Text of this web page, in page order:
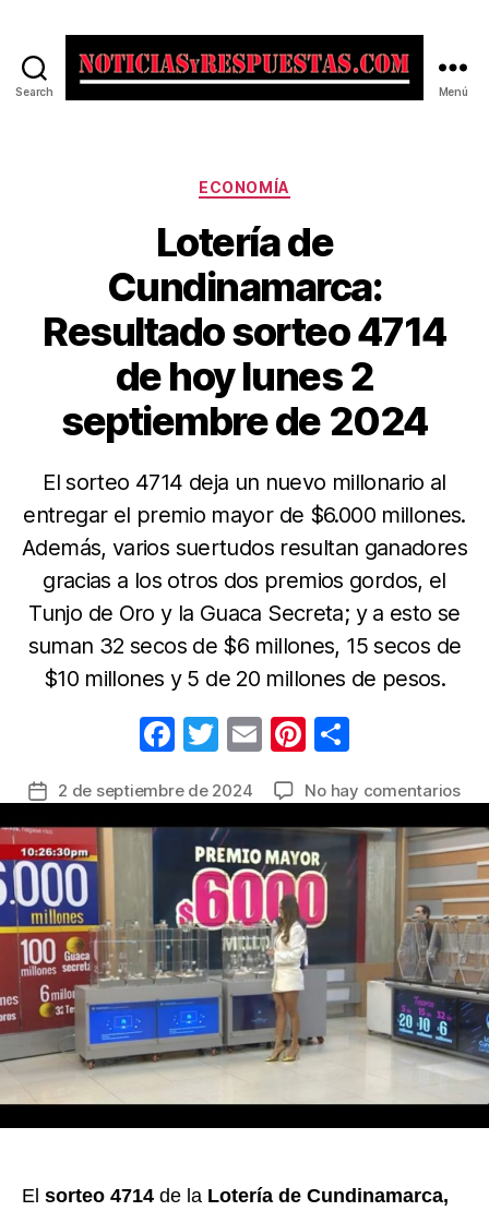
Search Menú
Categorías
ECONOMÍA
Lotería de
Cundinamarca:
Resultado sorteo 4714
de hoy lunes 2
septiembre de 2024
El sorteo 4714 deja un nuevo millonario al
entregar el premio mayor de $6.000 millones.
Además, varios suertudos resultan ganadores
gracias a los otros dos premios gordos, el
Tunjo de Oro y la Guaca Secreta; y a esto se
suman 32 secos de $6 millones, 15 secos de
$10 millones y 5 de 20 millones de pesos.
F
c
e
b
o
o
k
T
itt
er
E
ail
Pi
er
e
st
m
p
ar
tir
Fecha
la
entrada
2 de septiembre de 2024 No hay comentariosen
de
de
hoy
2
de
El sorteo 4714 de la Lotería de Cundinamarca,